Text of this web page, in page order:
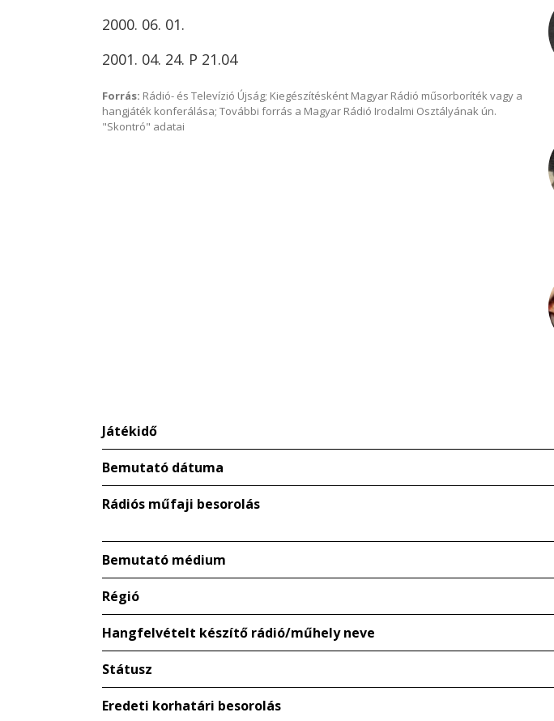
2000. 06. 01.
2001. 04. 24. P 21.04
Forrás: Rádió- és Televízió Újság; Kiegészítésként Magyar Rádió műsorboríték vagy a
hangjáték konferálása; További forrás a Magyar Rádió Irodalmi Osztályának ún.
"Skontró" adatai
Játékidő
Bemutató dátuma
Rádiós műfaji besorolás
Bemutató médium
Régió
Hangfelvételt készítő rádió/műhely neve
Státusz
Eredeti korhatári besorolás